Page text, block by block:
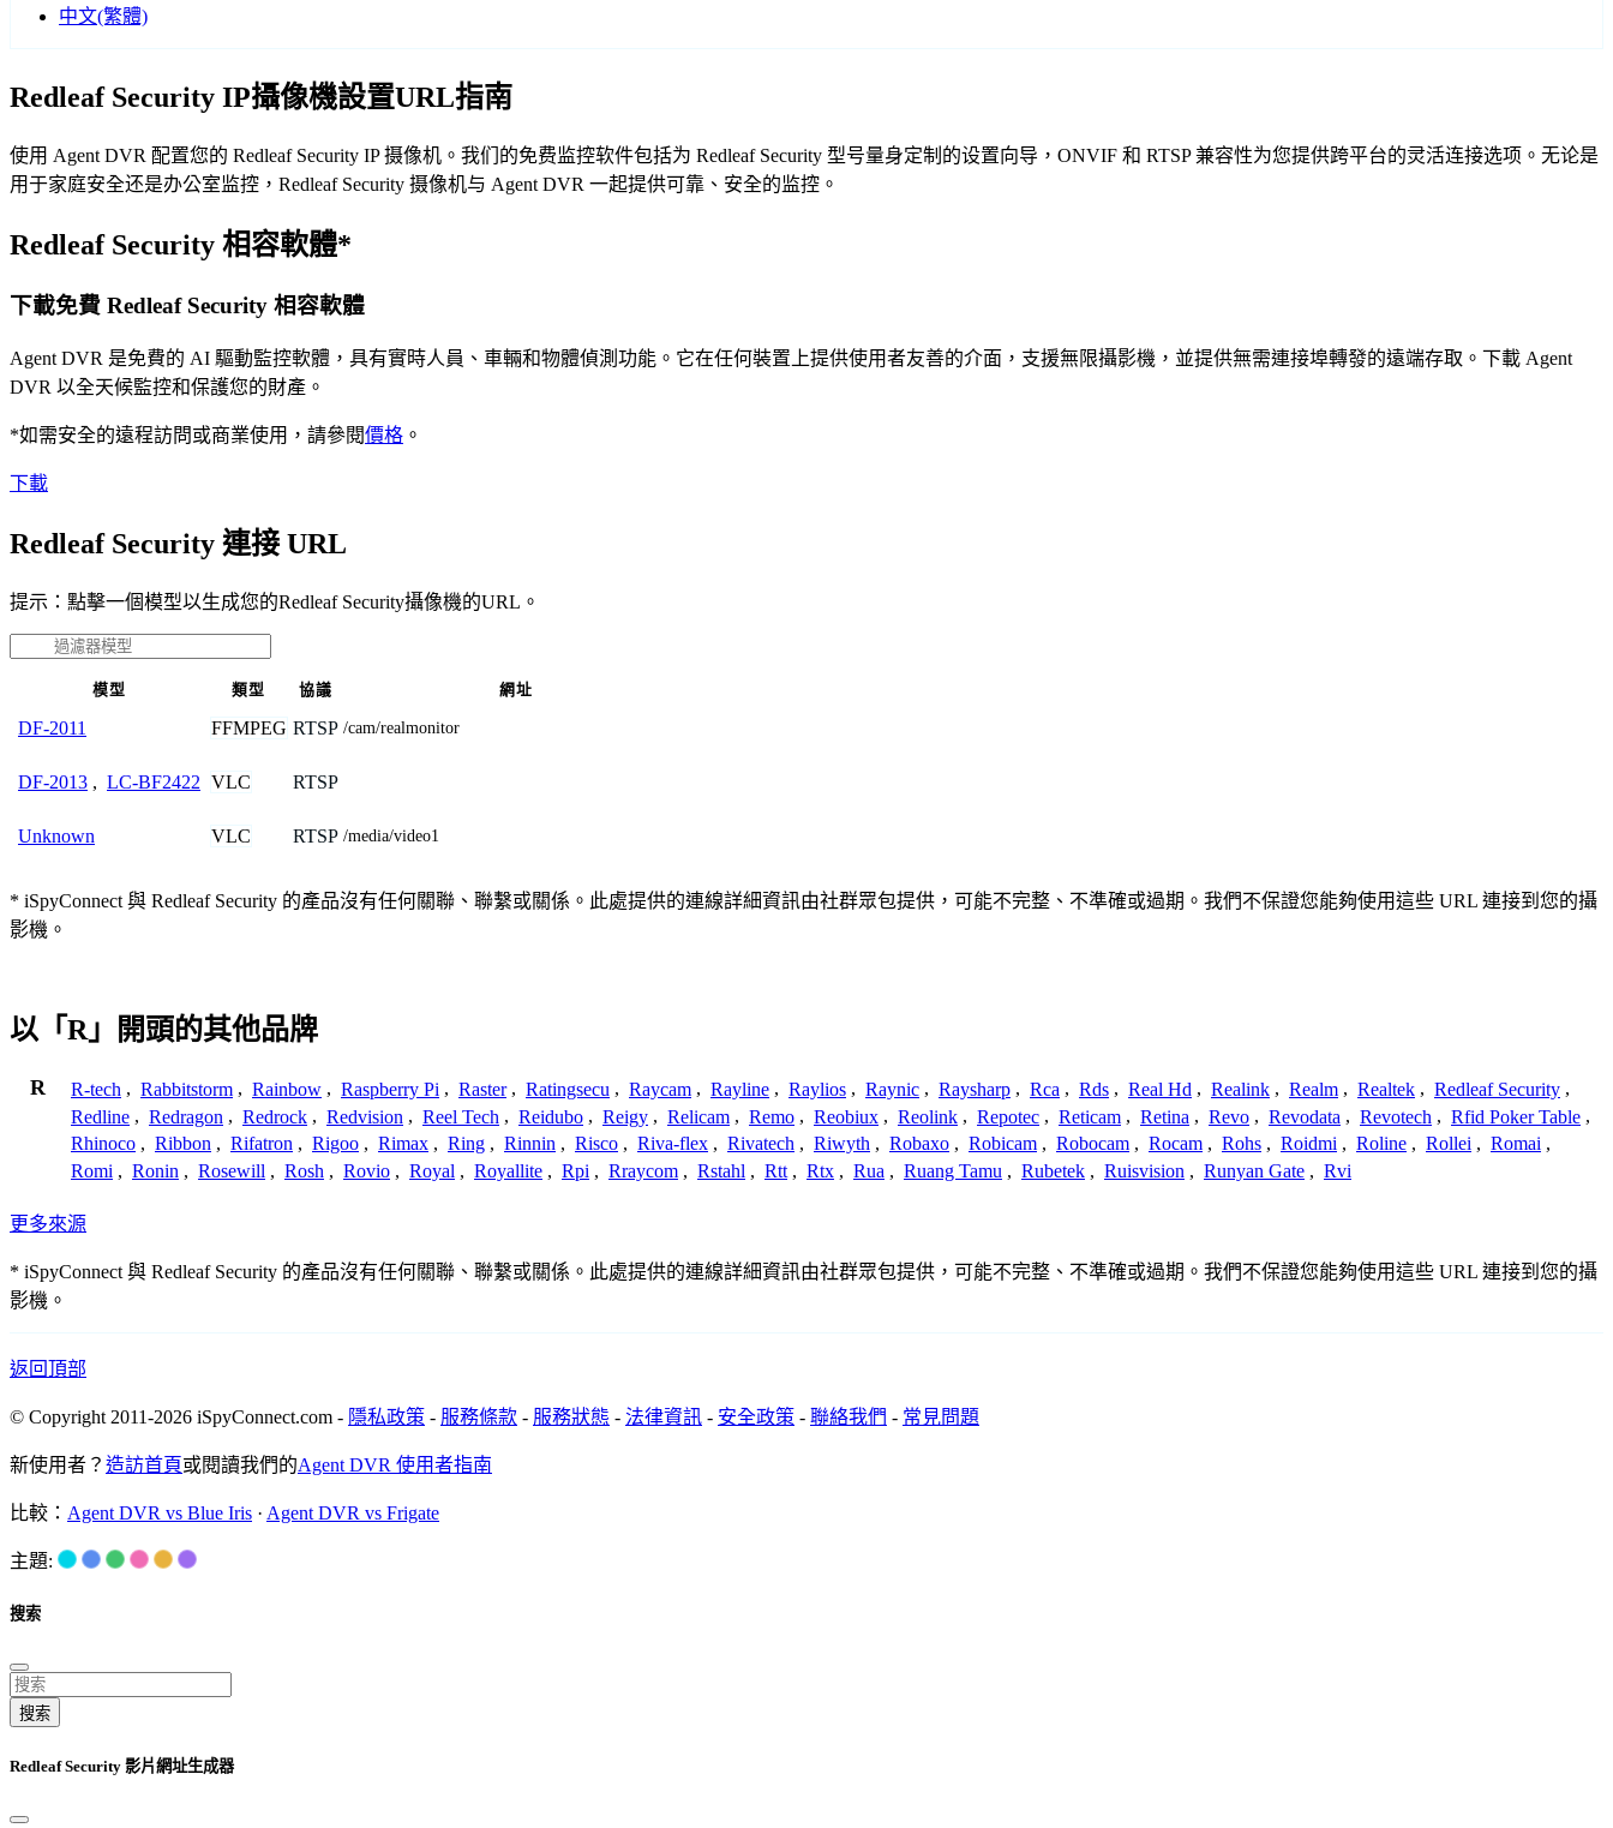
中文(繁體)
Redleaf Security IP攝像機設置URL指南
使用 Agent DVR 配置您的 Redleaf Security IP 摄像机。我们的免费监控软件包括为 Redleaf Security 型号量身定制的设置向导，ONVIF 和 RTSP 兼容性为您提供跨平台的灵活连接选项。无论是
用于家庭安全还是办公室监控，Redleaf Security 摄像机与 Agent DVR 一起提供可靠、安全的监控。
Redleaf Security 相容軟體*
下載免費 Redleaf Security 相容軟體
Agent DVR 是免費的 AI 驅動監控軟體，具有實時人員、車輛和物體偵測功能。它在任何裝置上提供使用者友善的介面，支援無限攝影機，並提供無需連接埠轉發的遠端存取。下載 Agent
DVR 以全天候監控和保護您的財產。
*如需安全的遠程訪問或商業使用，請參閱價格 。
下載
Redleaf Security 連接 URL
提示：點擊一個模型以生成您的Redleaf Security攝像機的URL。
模型 類型 協議 網址
DF-2011 FFMPEG RTSP /cam/realmonitor
DF-2013 , LC-BF2422 VLC RTSP
Unknown VLC RTSP /media/video1
* iSpyConnect 與 Redleaf Security 的產品沒有任何關聯、聯繫或關係。此處提供的連線詳細資訊由社群眾包提供，可能不完整、不準確或過期。我們不保證您能夠使用這些 URL 連接到您的攝
影機。
以「R」開頭的其他品牌
R R-tech , Rabbitstorm , Rainbow , Raspberry Pi , Raster , Ratingsecu , Raycam , Rayline , Raylios , Raynic , Raysharp , Rca , Rds , Real Hd , Realink , Realm , Realtek , Redleaf Security ,
Redline , Redragon , Redrock , Redvision , Reel Tech , Reidubo , Reigy , Relicam , Remo , Reobiux , Reolink , Repotec , Reticam , Retina , Revo , Revodata , Revotech , Rfid Poker Table ,
Rhinoco , Ribbon , Rifatron , Rigoo , Rimax , Ring , Rinnin , Risco , Riva-flex , Rivatech , Riwyth , Robaxo , Robicam , Robocam , Rocam , Rohs , Roidmi , Roline , Rollei , Romai ,
Romi , Ronin , Rosewill , Rosh , Rovio , Royal , Royallite , Rpi , Rraycom , Rstahl , Rtt , Rtx , Rua , Ruang Tamu , Rubetek , Ruisvision , Runyan Gate , Rvi
更多來源
* iSpyConnect 與 Redleaf Security 的產品沒有任何關聯、聯繫或關係。此處提供的連線詳細資訊由社群眾包提供，可能不完整、不準確或過期。我們不保證您能夠使用這些 URL 連接到您的攝
影機。
返回頂部
© Copyright 2011-2026 iSpyConnect.com - 隱私政策 - 服務條款 - 服務狀態 - 法律資訊 - 安全政策 - 聯絡我們 - 常見問題
新使用者？ 造訪首頁或閱讀我們的Agent DVR 使用者指南
比較： Agent DVR vs Blue Iris · Agent DVR vs Frigate
主題:
搜索
搜索
Redleaf Security 影片網址生成器